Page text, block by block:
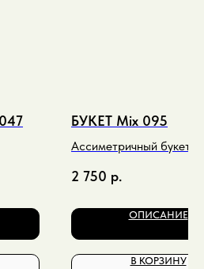
БУКЕТ Mix 095
Ассиметричный букет
2 750 р.
ОПИСАНИЕ
В КОРЗИНУ